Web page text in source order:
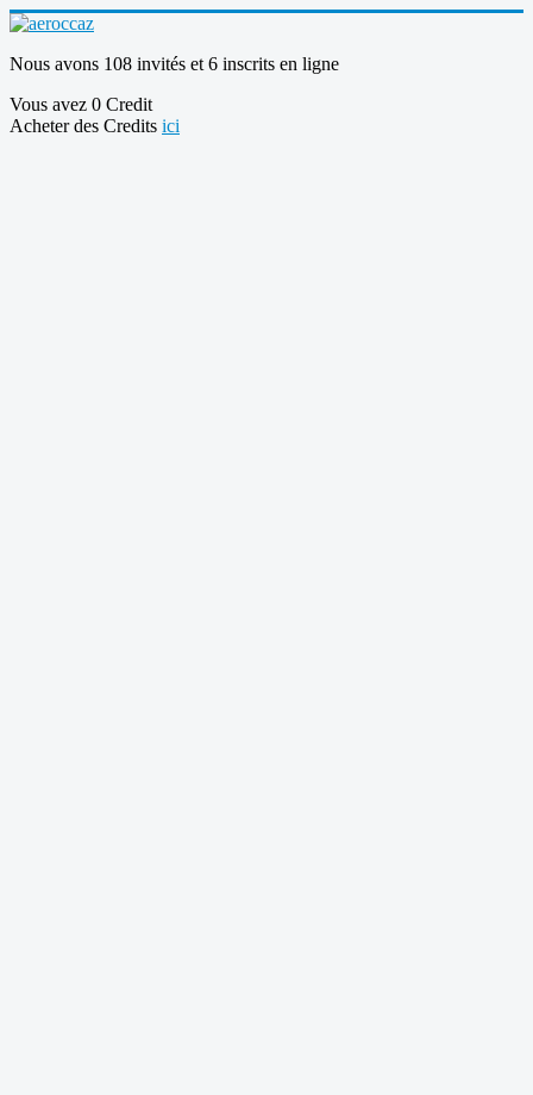
Nous avons 108 invités et 6 inscrits en ligne
Vous avez 0 Credit
Acheter des Credits ici